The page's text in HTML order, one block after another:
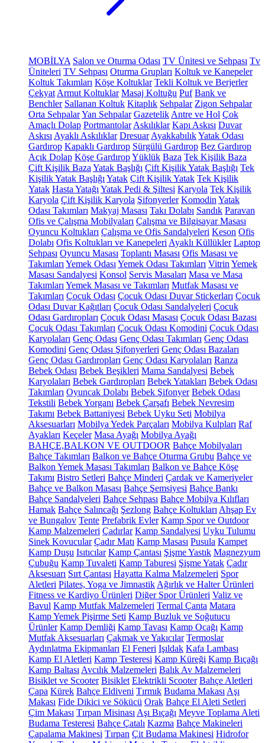
MOBİLYA Salon ve Oturma Odası TV Ünitesi ve Sehpası Tv
Üniteleri TV Sehpası Oturma Grupları Koltuk ve Kanepeler
Koltuk Takımları Köşe Koltuklar Tekli Koltuk ve Berjerler
Çekyat Armut Koltuklar Masaj Koltuğu Puf Bank ve
Benchler Sallanan Koltuk Kitaplık Sehpalar Zigon Sehpalar
Orta SehpalarYan Sehpalar Gazetelik Antre ve Hol Çok
Amaçlı Dolap Portmantolar Askılıklar Kapı Askısı Duvar
Askısı Ayaklı Askılıklar Dresuar AyakkabılıkYatak Odası
Gardırop Kapaklı Gardırop Sürgülü Gardırop Bez Gardırop
Açık Dolap Köşe GardıropYüklük Baza Tek Kişilik Baza
Çift Kişilik Baza Yatak Başlığı Çift Kişilik Yatak Başlığı Tek
Kişilik Yatak Başlığı Yatak Çift Kişilik Yatak Tek Kişilik
Yatak Hasta Yatağı Yatak Pedi & Şiltesi Karyola Tek Kişilik
Karyola Çift Kişilik Karyola Şifonyerler Komodin Yatak
Odası Takımları Makyaj Masası Takı Dolabı Sandık Paravan
Ofis ve Çalışma Mobilyaları Çalışma ve Bilgisayar Masası
Oyuncu Koltukları Çalışma ve Ofis Sandalyeleri Keson Ofis
Dolabı Ofis Koltukları ve Kanepeleri Ayaklı Küllükler Laptop
Sehpası Oyuncu Masası Toplantı Masası Ofis Masası ve
Takımları Yemek Odası Yemek Odası Takımları Vitrin Yemek
Masası Sandalyesi Konsol Servis Masaları Masa ve Masa
Takımları Yemek Masası ve Takımları Mutfak Masası ve
Takımları Çocuk Odası Çocuk Odası Duvar Stickerları Çocuk
Odası Duvar Kağıtları Çocuk Odası Sandalyeleri Çocuk
Odası Gardıropları Çocuk Odası Masası Çocuk Odası Bazası
Çocuk Odası Takımları Çocuk Odası Komodini Çocuk Odası
Karyolaları Genç Odası Genç Odası Takımları Genç Odası
Komodini Genç Odası Şifonyerleri Genç Odası Bazaları
Genç Odası Gardıropları Genç Odası Karyolaları Ranza
Bebek Odası Bebek Beşikleri Mama Sandalyesi Bebek
Karyolaları Bebek Gardıropları Bebek Yatakları Bebek Odası
Takımları Oyuncak Dolabı Bebek Şifonyer Bebek Odası
Tekstili Bebek Yorganı Bebek Çarşafı Bebek Nevresim
Takımı Bebek Battaniyesi Bebek Uyku Seti Mobilya
Aksesuarları Mobilya Yedek Parçaları Mobilya Kulpları Raf
Ayakları Keçeler Masa Ayağı Mobilya Ayağı
BAHÇE,BALKON VE OUTDOOR Bahçe Mobilyaları
Bahçe Takımları Balkon ve Bahçe Oturma Grubu Bahçe ve
Balkon Yemek Masası Takımları Balkon ve Bahçe Köşe
Takımı Bistro Setleri Bahçe Minderi Çardak ve Kameriyeler
Bahçe ve Balkon Masası Bahçe Şemsiyesi Bahçe Bankı
Bahçe Sandalyeleri Bahçe Sehpası Bahçe Mobilya Kılıfları
Hamak Bahçe Salıncağı Şezlong Bahçe Koltukları Ahşap Ev
ve Bungalov Tente Prefabrik Evler Kamp Spor ve Outdoor
Kamp Malzemeleri Çadırlar Kamp Sandalyesi Uyku Tulumu
Sinek Kovucular Çadır Matı Kamp Masası Pusula Kampet
Kamp Duşu Isıtıcılar Kamp Çantası Şişme Yastık Magnezyum
Çubuğu Kamp Tuvaleti Kamp Taburesi Şişme Yatak Çadır
Aksesuarı Sırt Çantası Hayatta Kalma Malzemeleri Spor
Aletleri Pilates, Yoga ve Jimnastik Ağırlık ve Halter Ürünleri
Fitness ve Kardiyo Ürünleri Diğer Spor Ürünleri Valiz ve
Bavul Kamp Mutfak Malzemeleri Termal Çanta Matara
Kamp Yemek Pişirme Seti Kamp Buzluk ve Soğutucu
Ürünler Kamp Demliği Kamp Tavası Kamp Ocağı Kamp
Mutfak Aksesuarları Çakmak ve Yakıcılar Termoslar
Aydınlatma Ekipmanları El Feneri Işıldak Kafa Lambası
Kamp El Aletleri Kamp Testeresi Kamp Küreği Kamp Bıçağı
Kamp Baltası Avcılık Malzemeleri Balık Av Malzemeleri
Bisiklet ve Scooter Bisiklet Elektrikli Scooter Bahçe Aletleri
Çapa Kürek Bahçe Eldiveni Tırmık Budama Makası Aşı
Makası Fide Dikici ve Sökücü Orak Bahçe El Aleti Setleri
Çim Makası Tırpan Misinası Aşı Bıçağı Meyve Toplama Aleti
Budama Testeresi Bahçe Çatalı Kazma Bahçe Makineleri
Çapalama Makinesi Tırpan Çit Budama Makinesi Hidrofor